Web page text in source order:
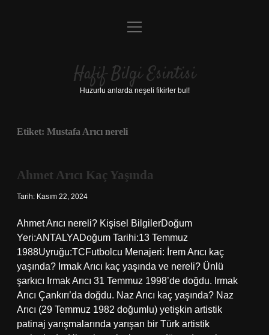
Anasayfa
Yasal Uyarı
menüyü
Hafif Bilgi Esintisi
Huzurlu anlarda neşeli fikirler bul!
Etiket: Mustafa Arıcı nereli
Ahmet Arıcı Kaç Yaşında
Tarih: Kasım 22, 2024
Ahmet Arıcı nereli? Kişisel BilgilerDoğum
Yeri:ANTALYADoğum Tarihi:13 Temmuz
1988Uyruğu:TCFutbolcu Menajeri: İrem Arıcı kaç
yaşında? Irmak Arıcı kaç yaşında ve nereli? Ünlü
şarkıcı Irmak Arıcı 31 Temmuz 1998’de doğdu. Irmak
Arıcı Çankırı’da doğdu. Naz Arıcı kaç yaşında? Naz
Arıcı (29 Temmuz 1982 doğumlu) yetişkin artistik
patinaj yarışmalarında yarışan bir Türk artistik